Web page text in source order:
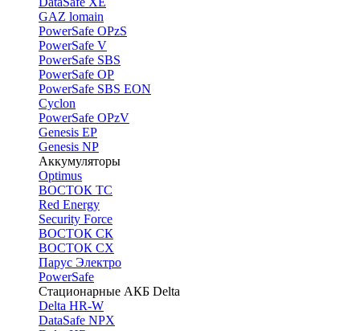
GAZ lomain
PowerSafe OPzS
PowerSafe V
PоwerSafe SBS
PowerSafe OP
PоwerSafe SBS EON
Cyclon
PowerSafe OPzV
Genesis EP
Genesis NP
Аккумуляторы
Optimus
ВОСТОК ТС
Red Energy
Security Force
ВОСТОК СК
ВОСТОК СХ
Парус Электро
PowerSafe
Стационарные АКБ Delta
Delta HR-W
DataSafe NPX